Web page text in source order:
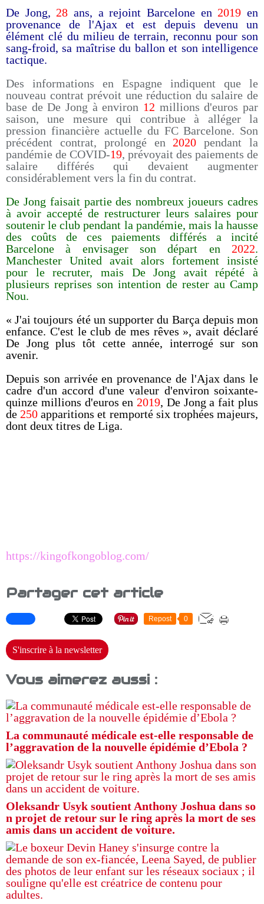
De Jong, 28 ans, a rejoint Barcelone en 2019 en
provenance de l'Ajax et est depuis devenu un
élément clé du milieu de terrain, reconnu pour son
sang-froid, sa maîtrise du ballon et son intelligence
tactique.
Des informations en Espagne indiquent que le
nouveau contrat prévoit une réduction du salaire de
base de De Jong à environ 12 millions d'euros par
saison, une mesure qui contribue à alléger la
pression financière actuelle du FC Barcelone. Son
précédent contrat, prolongé en 2020 pendant la
pandémie de COVID-19, prévoyait des paiements de
salaire différés qui devaient augmenter
considérablement vers la fin du contrat.
De Jong faisait partie des nombreux joueurs cadres
à avoir accepté de restructurer leurs salaires pour
soutenir le club pendant la pandémie, mais la hausse
des coûts de ces paiements différés a incité
Barcelone à envisager son départ en 2022.
Manchester United avait alors fortement insisté
pour le recruter, mais De Jong avait répété à
plusieurs reprises son intention de rester au Camp
Nou.
« J'ai toujours été un supporter du Barça depuis mon
enfance. C'est le club de mes rêves », avait déclaré
De Jong plus tôt cette année, interrogé sur son
avenir.
Depuis son arrivée en provenance de l'Ajax dans le
cadre d'un accord d'une valeur d'environ soixante-
quinze millions d'euros en 2019, De Jong a fait plus
de 250 apparitions et remporté six trophées majeurs,
dont deux titres de Liga.
https://kingofkongoblog.com/
Partager cet article
Repost 0
S'inscrire à la newsletter
Vous aimerez aussi :
La communauté médicale est-elle responsable de
l’aggravation de la nouvelle épidémie d’Ebola ?
Oleksandr Usyk soutient Anthony Joshua dans so
n projet de retour sur le ring après la mort de ses
amis dans un accident de voiture.